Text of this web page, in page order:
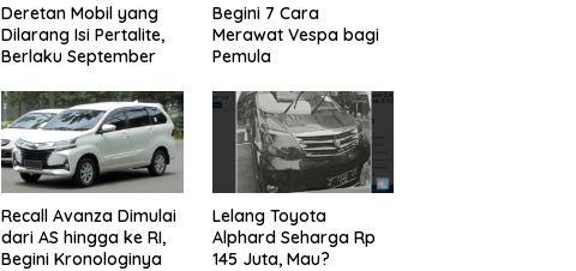
Deretan Mobil yang
Dilarang Isi Pertalite,
Berlaku September
Begini 7 Cara
Merawat Vespa bagi
Pemula
Recall Avanza Dimulai
dari AS hingga ke RI,
Begini Kronologinya
Lelang Toyota
Alphard Seharga Rp
145 Juta, Mau?